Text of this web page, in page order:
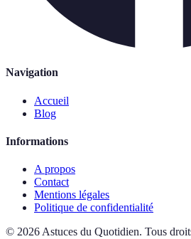
Navigation
Accueil
Blog
Informations
A propos
Contact
Mentions légales
Politique de confidentialité
© 2026 Astuces du Quotidien. Tous